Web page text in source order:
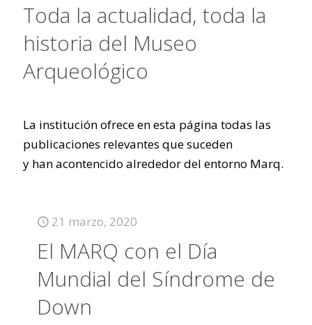
Toda la actualidad, toda la
historia del Museo
Arqueológico
La institución ofrece en esta página todas las
publicaciones relevantes que suceden
y han acontencido alrededor del entorno Marq.
21 marzo, 2020
El MARQ con el Día
Mundial del Síndrome de
Down